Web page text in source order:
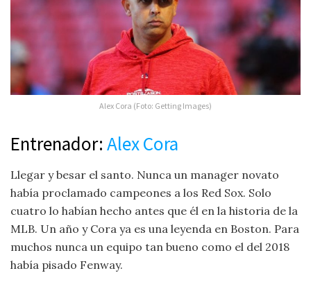
Alex Cora (Foto: Getting Images)
Entrenador: Alex Cora
Llegar y besar el santo. Nunca un manager novato
había proclamado campeones a los Red Sox. Solo
cuatro lo habían hecho antes que él en la historia de la
MLB. Un año y Cora ya es una leyenda en Boston. Para
muchos nunca un equipo tan bueno como el del 2018
había pisado Fenway.